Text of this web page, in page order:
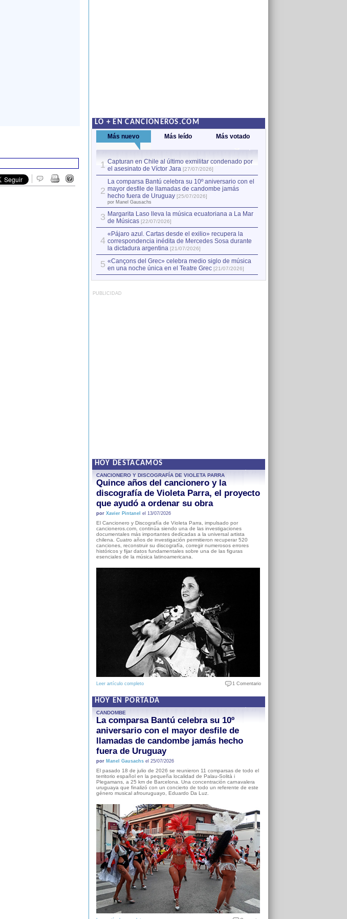
LO + EN CANCIONEROS.COM
Más nuevo Más leído Más votado
1 Capturan en Chile al último exmilitar condenado por
el asesinato de Víctor Jara [27/07/2026]
2
La comparsa Bantú celebra su 10º aniversario con el
mayor desfile de llamadas de candombe jamás
hecho fuera de Uruguay [25/07/2026]
por Manel Gausachs
3 Margarita Laso lleva la música ecuatoriana a La Mar
de Músicas [22/07/2026]
4
«Pájaro azul. Cartas desde el exilio» recupera la
correspondencia inédita de Mercedes Sosa durante
la dictadura argentina [21/07/2026]
5 «Cançons del Grec» celebra medio siglo de música
en una noche única en el Teatre Grec [21/07/2026]
PUBLICIDAD
HOY DESTACAMOS
CANCIONERO Y DISCOGRAFÍA DE VIOLETA PARRA
Quince años del cancionero y la
discografía de Violeta Parra, el proyecto
que ayudó a ordenar su obra
por Xavier Pintanel el 13/07/2026
El Cancionero y Discografía de Violeta Parra, impulsado por
cancioneros.com, continúa siendo una de las investigaciones
documentales más importantes dedicadas a la universal artista
chilena. Cuatro años de investigación permitieron recuperar 520
canciones, reconstruir su discografía, corregir numerosos errores
históricos y fijar datos fundamentales sobre una de las figuras
esenciales de la música latinoamericana.
Leer artículo completo 1 Comentario
HOY EN PORTADA
CANDOMBE
La comparsa Bantú celebra su 10º
aniversario con el mayor desfile de
llamadas de candombe jamás hecho
fuera de Uruguay
por Manel Gausachsel 25/07/2026
El pasado 18 de julio de 2026 se reunieron 11 comparsas de todo el
territorio español en la pequeña localidad de Palau-Solità i
Plegamans, a 25 km de Barcelona. Una concentración carnavalera
uruguaya que finalizó con un concierto de todo un referente de este
género musical afrouruguayo, Eduardo Da Luz.